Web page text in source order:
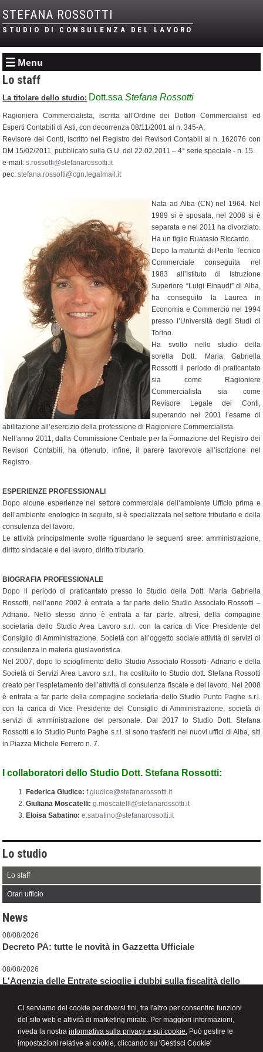
Ci serviamo dei cookie per diversi fini, tra l'altro per consentire funzioni
del sito web e attività di marketing mirate. Per maggiori informazioni,
riveda la nostra informativa sulla privacy e sui cookie. Può gestire le
impostazioni relative ai cookie, cliccando su 'Gestisci Cookie'
STEFANA ROSSOTTI
STUDIO DI CONSULENZA DEL LAVORO
Menu
Lo staff
La titolare dello studio: Dott.ssaStefana Rossotti
Ragioniera Commercialista, iscritta all’Ordine dei Dottori Commercialisti ed
Esperti Contabili di Asti, con decorrenza 08/11/2001 al n. 345-A;
Revisore dei Conti, iscritto nel Registro dei Revisori Contabili al n. 162076 con
DM 15/02/2011, pubblicato sulla G.U. del 22.02.2011 – 4° serie speciale - n. 15.
e-mail:s.rossotti@stefanarossotti.it
pec:stefana.rossotti@cgn.legalmail.it
Nata ad Alba (CN) nel 1964. Nel
1989 si è sposata, nel 2008 si è
separata e nel 2011 ha divorziato.
Ha un figlio Ruatasio Riccardo.
Dopo la maturità di Perito Tecnico
Commerciale conseguita nel
1983 all’Istituto di Istruzione
Superiore “Luigi Einaudi” di Alba,
ha conseguito la Laurea in
Economia e Commercio nel 1994
presso l’Università degli Studi di
Torino.
Ha svolto nello studio della
sorella Dott. Maria Gabriella
Rossotti il periodo di praticantato
sia come Ragioniere
Commercialista sia come
Revisore Legale dei Conti,
superando nel 2001 l’esame di
abilitazione all’esercizio della professione di Ragioniere Commercialista.
Nell’anno 2011, dalla Commissione Centrale per la Formazione del Registro dei
Revisori Contabili, ha ottenuto, infine, il parere favorevole all’iscrizione nel
Registro.
ESPERIENZE PROFESSIONALI
Dopo alcune esperienze nel settore commerciale dell’ambiente Ufficio prima e
dell’ambiente enologico in seguito, si è specializzata nel settore tributario e della
consulenza del lavoro.
Le attività principalmente svolte riguardano le seguenti aree: amministrazione,
diritto sindacale e del lavoro, diritto tributario.
BIOGRAFIA PROFESSIONALE
Dopo il periodo di praticantato presso lo Studio della Dott. Maria Gabriella
Rossotti, nell’anno 2002 è entrata a far parte dello Studio Associato Rossotti –
Adriano. Nello stesso anno è entrata a far parte, altresì, della compagine
societaria dello Studio Area Lavoro s.r.l. con la carica di Vice Presidente del
Consiglio di Amministrazione. Società con all’oggetto sociale attività di servizi di
consulenza in materia giuslavoristica.
Nel 2007, dopo lo scioglimento dello Studio Associato Rossotti- Adriano e della
Società di Servizi Area Lavoro s.r.l., ha costituito lo Studio dott. Stefana Rossotti
creato per l’espletamento dell’attività di consulenza fiscale e del lavoro. Nel 2008
è entrata a far parte della compagine societaria dello Studio Punto Paghe s.r.l.
con la carica di Vice Presidente del Consiglio di Amministrazione, società di
servizi di amministrazione del personale. Dal 2017 lo Studio Dott. Stefana
Rossotti e lo Studio Punto Paghe s.r.l. si sono trasferiti nei nuovi uffici di Alba, siti
in Piazza Michele Ferrero n. 7.
I collaboratori dello Studio Dott. Stefana Rossotti:
Federica Giudice: f.giudice@stefanarossotti.it
Giuliana Moscatelli: g.moscatelli@stefanarossotti.it
Eloisa Sabatino: e.sabatino@stefanarossotti.it
Lo studio
Lo staff
Orari ufficio
News
08/08/2026
Decreto PA: tutte le novità in Gazzetta Ufficiale
08/08/2026
L'Agenzia delle Entrate scioglie i dubbi sulla fiscalità dello
Micro e piccole imprese: l'OIC avvia la consultazione sulla
bozza di Principio Contabile